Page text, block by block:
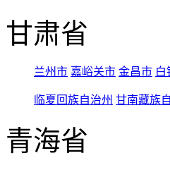
甘肃省
兰州市 嘉峪关市 金昌市 白
临夏回族自治州 甘南藏族
青海省